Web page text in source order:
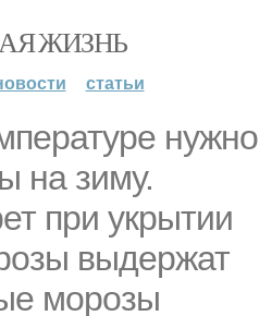
ЖИЗНЬ
статьи
нужно
на зиму.
при укрытии
выдержат
морозы